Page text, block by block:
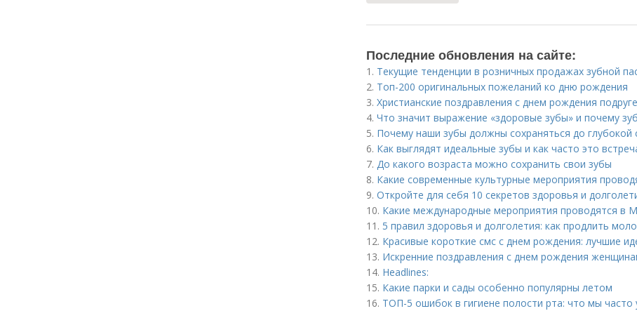
Последние обновления на сайте:
1. Текущие тенденции в розничных продажах зубной
2. Топ-200 оригинальных пожеланий ко дню рождения
3. Христианские поздравления с днем рождения
4. Что значит выражение «здоровые зубы» и почему
5. Почему наши зубы должны сохраняться до глубокой
6. Как выглядят идеальные зубы и как часто это
7. До какого возраста можно сохранить свои зубы
8. Какие современные культурные мероприятия
9. Откройте для себя 10 секретов здоровья и
10. Какие международные мероприятия проводятся в
11. 5 правил здоровья и долголетия: как продлить
12. Красивые короткие смс с днем рождения: лучшие
13. Искренние поздравления с днем рождения
14. Headlines:
15. Какие парки и сады особенно популярны летом
16. ТОП-5 ошибок в гигиене полости рта: что мы часто